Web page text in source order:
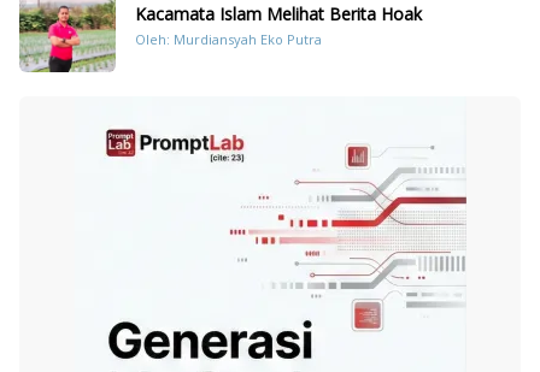
Kacamata Islam Melihat Berita Hoak
Oleh: Murdiansyah Eko Putra